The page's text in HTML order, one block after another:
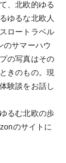
、北欧的ゆる
ゆるな北欧人
ロートラベル
のサマーハウ
の写真はその
きのもの。現
験談をお話し
るむ北欧の歩
のサイトに